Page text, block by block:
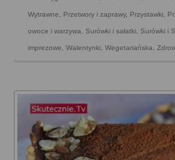
Wytrawne, Przetwory i zaprawy, Przystawki,
owoce i warzywa, Surówki i sałatki, Surówki i
imprezowe, Walentynki, Wegetariańska,